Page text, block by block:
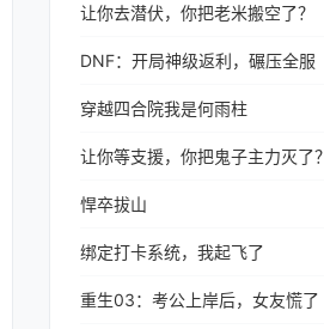
让你去潜伏，你把老米搬空了？
DNF：开局神级返利，碾压全服
穿越四合院我是何雨柱
让你等支援，你把鬼子主力灭了？
悍卒拔山
绑定打卡系统，我起飞了
重生03：考公上岸后，女友慌了